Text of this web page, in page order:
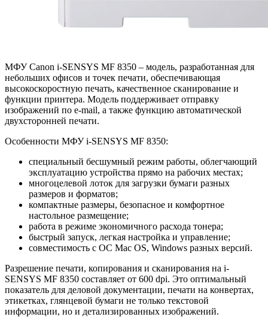
МФУ Canon i-SENSYS MF 8350 – модель, разработанная для
небольших офисов и точек печати, обеспечивающая
высокоскоростную печать, качественное сканирование и
функции принтера. Модель поддерживает отправку
изображений по e-mail, а также функцию автоматической
двухсторонней печати.
Особенности МФУ i-SENSYS MF 8350:
специальный бесшумный режим работы, облегчающий
эксплуатацию устройства прямо на рабочих местах;
многоцелевой лоток для загрузки бумаги разных
размеров и форматов;
компактные размеры, безопасное и комфортное
настольное размещение;
работа в режиме экономичного расхода тонера;
быстрый запуск, легкая настройка и управление;
совместимость с ОС Mac OS, Windows разных версий.
Разрешение печати, копирования и сканирования на i-
SENSYS MF 8350 составляет от 600 dpi. Это оптимальный
показатель для деловой документации, печати на конвертах,
этикетках, глянцевой бумаги не только текстовой
информации, но и детализированных изображений.